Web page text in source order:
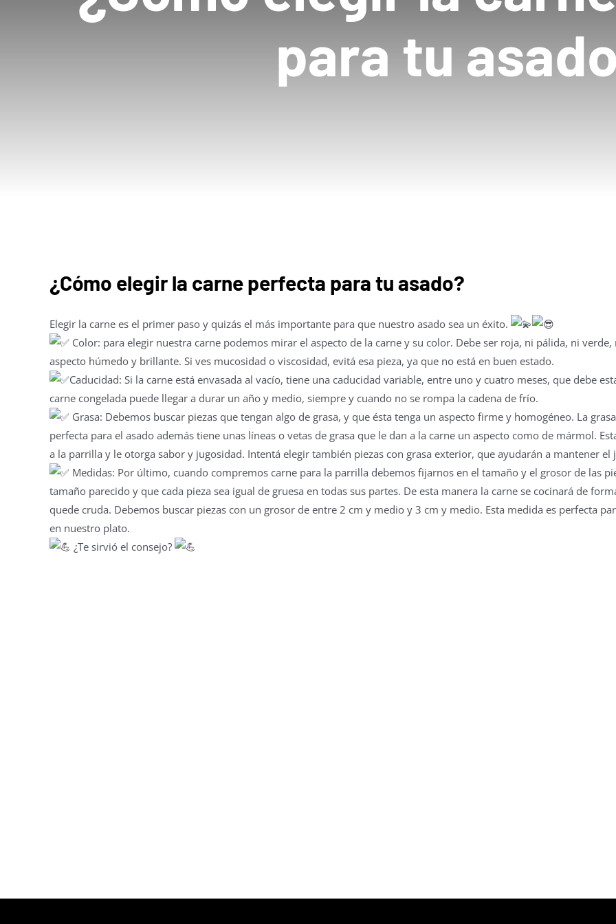
para tu
¿Cómo elegir la carne perfecta para tu asado?
Elegir la carne es el primer paso y quizás el más importante para que nuestro asado sea un éxito.
Color: para elegir nuestra carne podemos mirar el aspecto de la carne y su color. Debe ser roja, ni pálida, ni
aspecto húmedo y brillante. Si ves mucosidad o viscosidad, evitá esa pieza, ya que no está en buen estado.
Caducidad: Si la carne está envasada al vacío, tiene una caducidad variable, entre uno y cuatro meses, que debe
carne congelada puede llegar a durar un año y medio, siempre y cuando no se rompa la cadena de frío.
Grasa: Debemos buscar piezas que tengan algo de grasa, y que ésta tenga un aspecto firme y homogéneo. La
perfecta para el asado además tiene unas líneas o vetas de grasa que le dan a la carne un aspecto como de mármol.
a la parrilla y le otorga sabor y jugosidad. Intentá elegir también piezas con grasa exterior, que ayudarán a mantener
Medidas: Por último, cuando compremos carne para la parrilla debemos fijarnos en el tamaño y el grosor de las
tamaño parecido y que cada pieza sea igual de gruesa en todas sus partes. De esta manera la carne se cocinará de
quede cruda. Debemos buscar piezas con un grosor de entre 2 cm y medio y 3 cm y medio. Esta medida es perfecta
en nuestro plato.
¿Te sirvió el consejo?